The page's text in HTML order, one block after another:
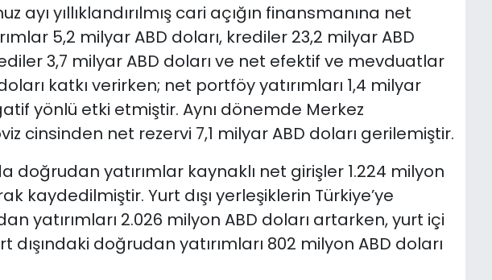
ayı yıllıklandırılmış cari açığın finansmanına net
5,2 milyar ABD doları, krediler 23,2 milyar ABD
3,7 milyar ABD doları ve net efektif ve mevduatlar
katkı verirken; net portföy yatırımları 1,4 milyar
yönlü etki etmiştir. Aynı dönemde Merkez
cinsinden net rezervi 7,1 milyar ABD doları gerilemiştir.
doğrudan yatırımlar kaynaklı net girişler 1.224 milyon
kaydedilmiştir. Yurt dışı yerleşiklerin Türkiye’ye
yatırımları 2.026 milyon ABD doları artarken, yurt içi
dışındaki doğrudan yatırımları 802 milyon ABD doları